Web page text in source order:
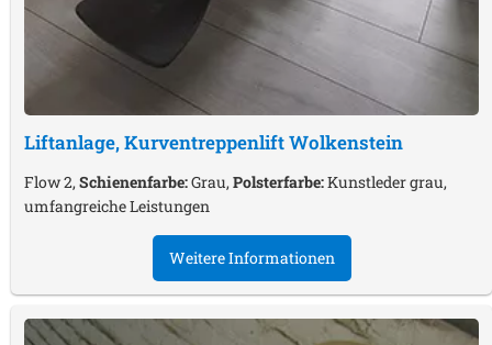
Liftanlage, KurventreppenliftWolkenstein
Flow 2,Schienenfarbe:Grau,Polsterfarbe:Kunstleder grau,
umfangreiche Leistungen
Weitere Informationen